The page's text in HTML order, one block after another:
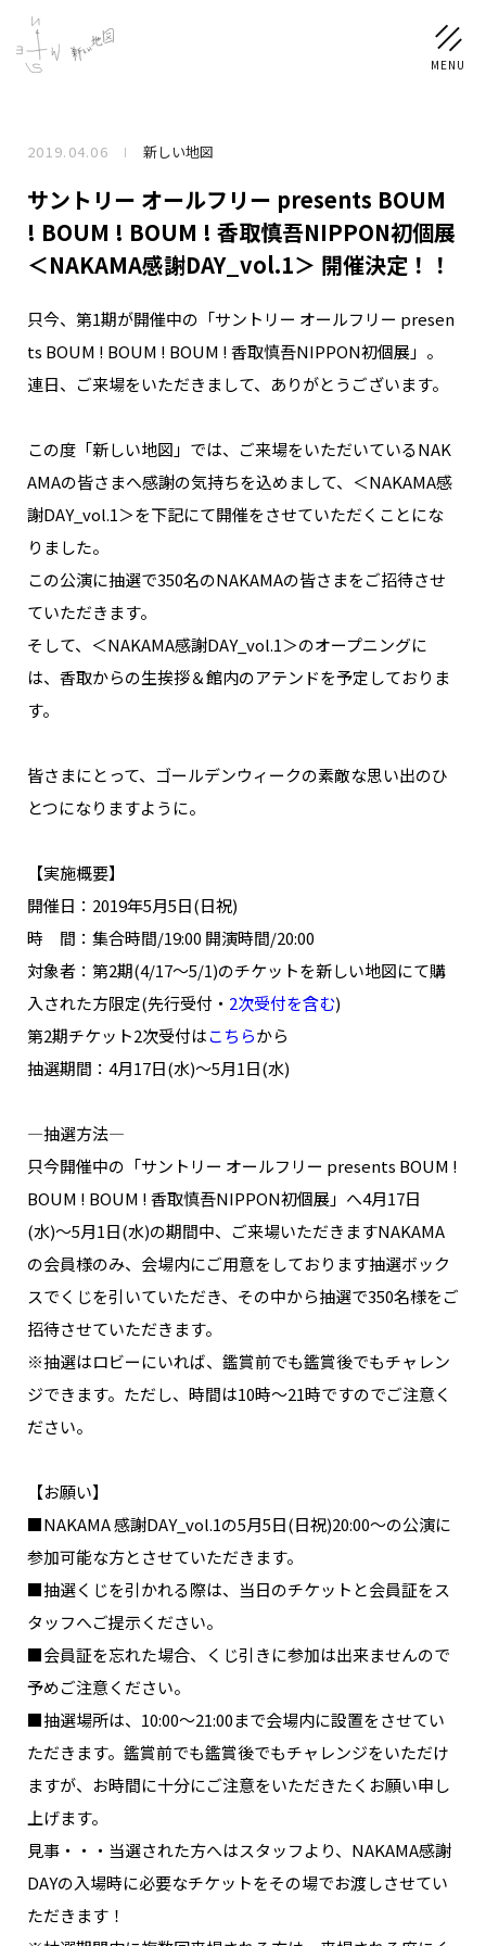
NEWS
SCHEDULE
稲垣 吾郎 草彅 剛 香取 慎吾
DISCOGRAPHY
CHIZUSHOP
NAKAMA入会
CHIZULOG
FAQ
メールマガジン登録/解除
2019.04.06 新しい地図
サントリー オールフリー presents BOUM
! BOUM ! BOUM ! 香取慎吾NIPPON初個展
＜NAKAMA感謝DAY_vol.1＞ 開催決定！！
只今、第1期が開催中の「サントリー オールフリー presen
ts BOUM ! BOUM ! BOUM ! 香取慎吾NIPPON初個展」。
連日、ご来場をいただきまして、ありがとうございます。
この度「新しい地図」では、ご来場をいただいているNAK
AMAの皆さまへ感謝の気持ちを込めまして、＜NAKAMA感
謝DAY_vol.1＞を下記にて開催をさせていただくことにな
りました。
この公演に抽選で350名のNAKAMAの皆さまをご招待させ
ていただきます。
そして、＜NAKAMA感謝DAY_vol.1＞のオープニングに
は、香取からの生挨拶＆館内のアテンドを予定しておりま
す。
皆さまにとって、ゴールデンウィークの素敵な思い出のひ
とつになりますように。
【実施概要】
開催日：2019年5月5日(日祝)
時 間：集合時間/19:00 開演時間/20:00
対象者：第2期(4/17～5/1)のチケットを新しい地図にて購
入された方限定(先行受付・ 2次受付を含む)
第2期チケット2次受付はこちらから
抽選期間：4月17日(水)〜5月1日(水)
―抽選方法―
只今開催中の「サントリー オールフリー presents BOUM !
BOUM ! BOUM ! 香取慎吾NIPPON初個展」へ4月17日
(水)〜5月1日(水)の期間中、ご来場いただきますNAKAMA
の会員様のみ、会場内にご用意をしております抽選ボック
スでくじを引いていただき、その中から抽選で350名様をご
招待させていただきます。
※抽選はロビーにいれば、鑑賞前でも鑑賞後でもチャレン
ジできます。ただし、時間は10時～21時ですのでご注意く
ださい。
【お願い】
■NAKAMA 感謝DAY_vol.1の5月5日(日祝)20:00〜の公演に
参加可能な方とさせていただきます。
■抽選くじを引かれる際は、当日のチケットと会員証をス
タッフへご提示ください。
■会員証を忘れた場合、くじ引きに参加は出来ませんので
予めご注意ください。
■抽選場所は、10:00〜21:00まで会場内に設置をさせてい
ただきます。鑑賞前でも鑑賞後でもチャレンジをいただけ
ますが、お時間に十分にご注意をいただきたくお願い申し
上げます。
見事・・・当選された方へはスタッフより、NAKAMA感謝
DAYの入場時に必要なチケットをその場でお渡しさせてい
ただきます！